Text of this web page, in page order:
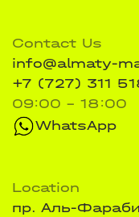
Contact Us
info@almaty-
+7 (727) 311
09:00 - 18:00
WhatsApp
Location
пр. Аль-